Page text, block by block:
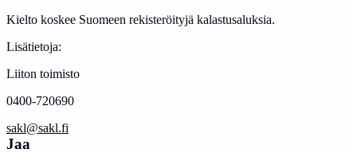
Kielto koskee Suomeen rekisteröityjä kalastusaluksia.
Lisätietoja:
Liiton toimisto
0400-720690
sakl@sakl.fi
Jaa